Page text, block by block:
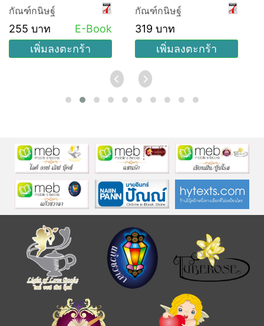
รีส์ชุด อ้อมกอดแห่งธาริ
ออน ลำดับที่ 1)
กัณฑ์กนิษฐ์
255 บาท
E-Book
เพิ่มลงตะกร้า
กัณฑ์กนิษฐ์
319 บาท
เพิ่มลงตะกร้า